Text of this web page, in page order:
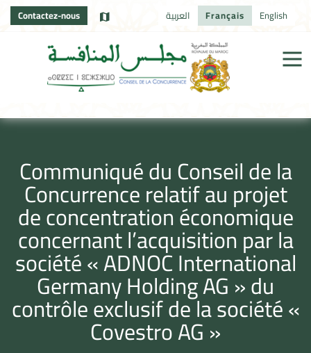
Contactez-nous العربية Français English
Communiqué du Conseil de la
Concurrence relatif au projet
de concentration économique
concernant l’acquisition par la
société « ADNOC International
Germany Holding AG » du
contrôle exclusif de la société «
Covestro AG »